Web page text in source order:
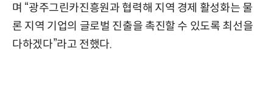
며 “광주그린카진흥원과 협력해 지역 경제 활성화는 물
론 지역 기업의 글로벌 진출을 촉진할 수 있도록 최선을
다하겠다”라고 전했다.